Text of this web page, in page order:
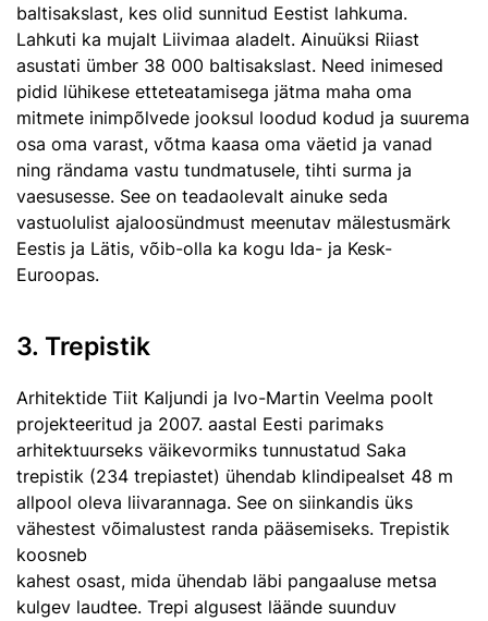
baltisakslast, kes olid sunnitud Eestist lahkuma.
Lahkuti ka mujalt Liivimaa aladelt. Ainuüksi Riiast
asustati ümber 38 000 baltisakslast. Need inimesed
pidid lühikese etteteatamisega jätma maha oma
mitmete inimpõlvede jooksul loodud kodud ja suurema
osa oma varast, võtma kaasa oma väetid ja vanad
ning rändama vastu tundmatusele, tihti surma ja
vaesusesse. See on teadaolevalt ainuke seda
vastuolulist ajaloosündmust meenutav mälestusmärk
Eestis ja Lätis, võib-olla ka kogu Ida- ja Kesk-
Euroopas.
3. Trepistik
Arhitektide Tiit Kaljundi ja Ivo-Martin Veelma poolt
projekteeritud ja 2007. aastal Eesti parimaks
arhitektuurseks väikevormiks tunnustatud Saka
trepistik (234 trepiastet) ühendab klindipealset 48 m
allpool oleva liivarannaga. See on siinkandis üks
vähestest võimalustest randa pääsemiseks. Trepistik
koosneb
kahest osast, mida ühendab läbi pangaaluse metsa
kulgev laudtee. Trepi algusest läände suunduv